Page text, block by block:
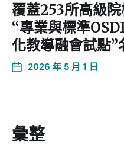
覆蓋253所高級
“專業與標準
化教導融會試點”
2026 年 5 月 1 日
彙整